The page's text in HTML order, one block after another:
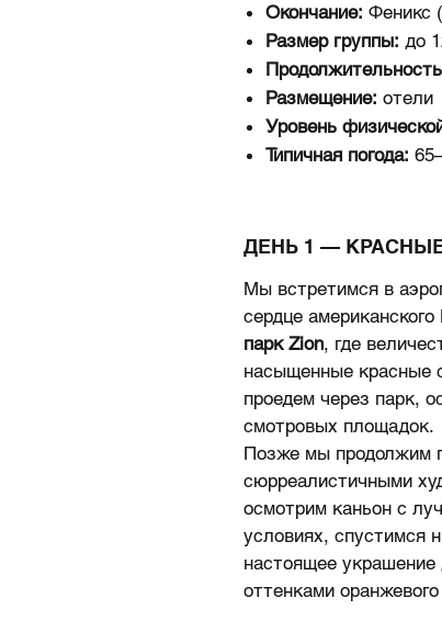
Окончание: Феникс
Размер группы: до
Размещение: отели
Уровень
Типичная погода:
ДЕНЬ 1 —
Мы встретимся в
сердце
парк Zion, где
насыщенные красные
проедем через парк,
смотровых площадок.
Позже мы продолжим
сюрреалистичными
осмотрим каньон с
условиях, спустимся
настоящее
оттенками оранжевого